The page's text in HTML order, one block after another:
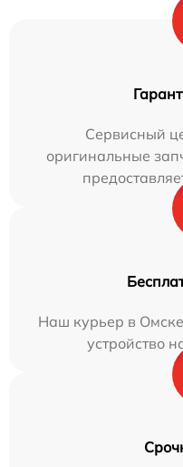
Сервисный
оригинальные
Наш курьер в
устройство